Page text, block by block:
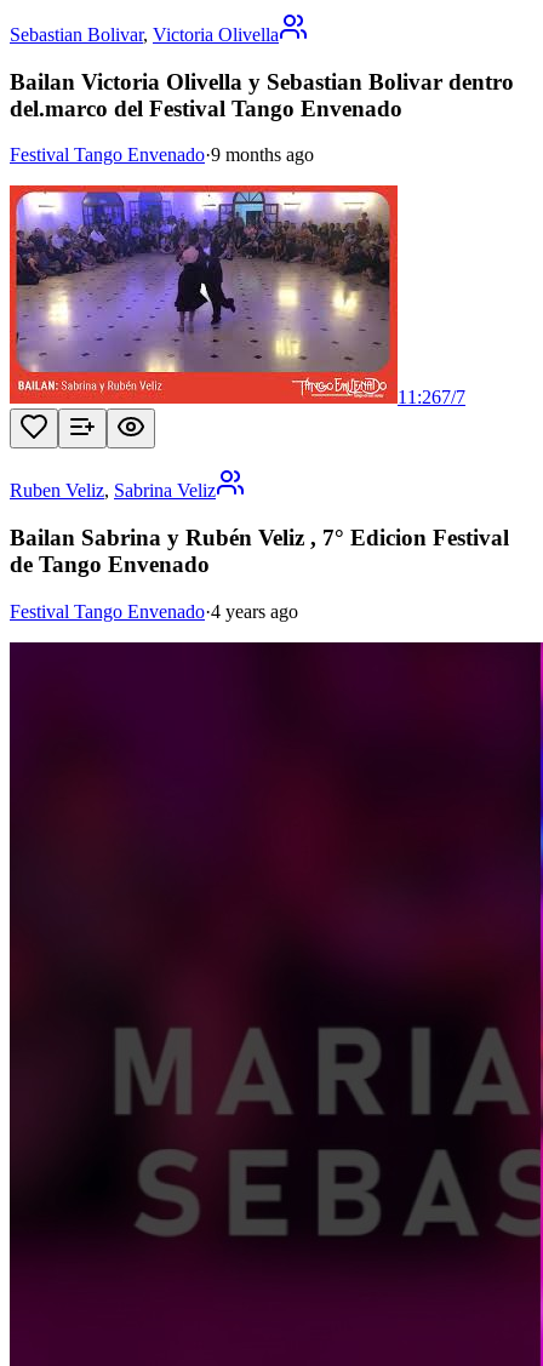
Sebastian Bolivar, Victoria Olivella
Bailan Victoria Olivella y Sebastian Bolivar dentro
del.marco del Festival Tango Envenado
Festival Tango Envenado·9 months ago
11:267/7
Ruben Veliz, Sabrina Veliz
Bailan Sabrina y Rubén Veliz , 7° Edicion Festival
de Tango Envenado
Festival Tango Envenado·4 years ago